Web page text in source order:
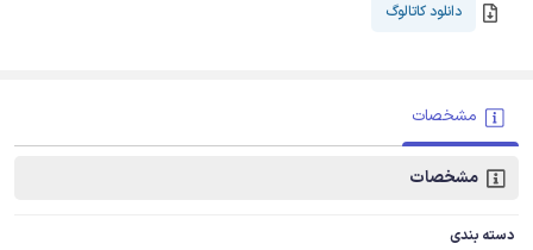
دانلود کاتالوگ
مشخصات
مشخصات
دسته بندی